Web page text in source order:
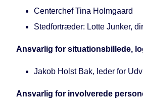
Centerchef Tina Holmgaard
Stedfortræder: Lotte Junker,
Ansvarlig for situationsbillede,
Jakob Holst Bak, leder for
Ansvarlig for involverede